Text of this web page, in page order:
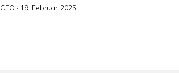
CEO · Veröffentlicht
19. Februar 2025